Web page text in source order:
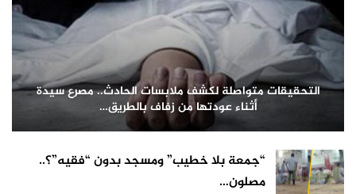
التحقيقات متواصلة لكشف ملابسات الحادث.. مصرع سيدة
أثناء عودتها من زفاف بالطريق…
“جمعة بلا خطيب” ومسجد بدون “فقيه”؟..
مصلون…